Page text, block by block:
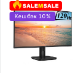
Кешбэк 10%